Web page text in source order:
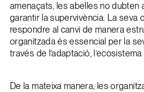
amenaçats, les abelles no dubten
garantir la supervivència. La seva
respondre al canvi de manera
organitzada és essencial per la
través de l’adaptació,
De la mateixa manera, les